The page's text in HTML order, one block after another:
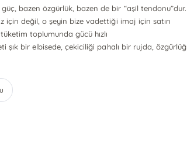
bazen özgürlük, bazen de bir “aşil tendonu”dur.
için değil, o şeyin bize vadettiği imaj için satın
toplumunda gücü hızlı
şık bir elbisede, çekiciliği pahalı bir rujda, özgürlüğ